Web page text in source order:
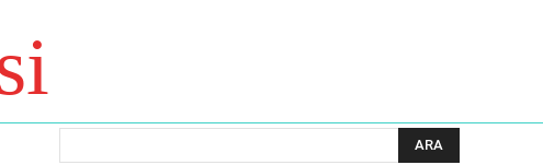
ARA